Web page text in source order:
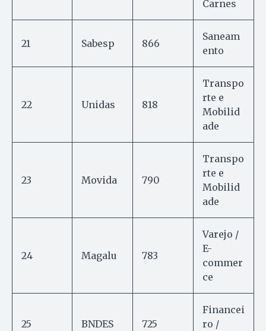
Carnes
21 Sabesp 866
Saneam
ento
22 Unidas 818
Transpo
rte e
Mobilid
ade
23 Movida 790
Transpo
rte e
Mobilid
ade
24 Magalu 783
Varejo /
E-
commer
ce
25 BNDES 725
Financei
ro /